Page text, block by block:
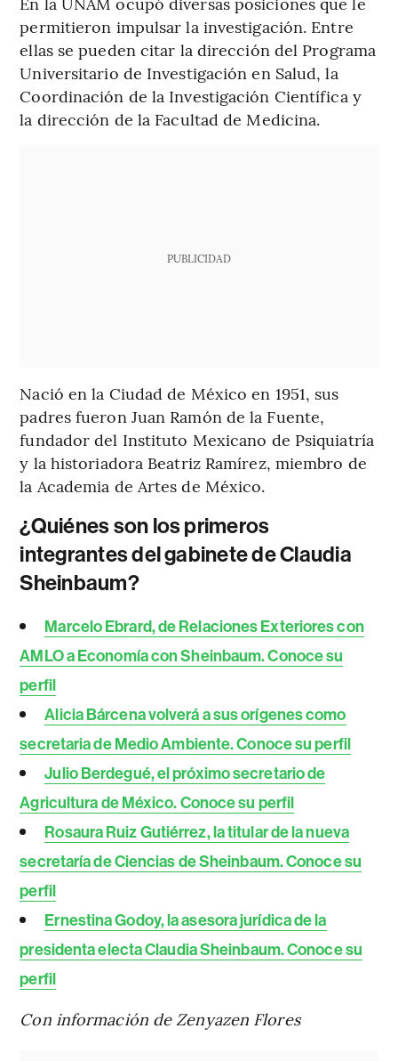
permitieron impulsar la investigación. Entre
ellas se pueden citar la dirección del Programa
Universitario de Investigación en Salud, la
Coordinación de la Investigación Científica y
la dirección de la Facultad de Medicina.
PUBLICIDAD
Nació en la Ciudad de México en 1951, sus
padres fueron Juan Ramón de la Fuente,
fundador del Instituto Mexicano de Psiquiatría
y la historiadora Beatriz Ramírez, miembro de
la Academia de Artes de México.
¿Quiénes son los primeros
integrantes del gabinete de Claudia
Sheinbaum?
Marcelo Ebrard, de Relaciones Exteriores con
AMLO a Economía con Sheinbaum. Conoce su
perfil
Alicia Bárcena volverá a sus orígenes como
secretaria de Medio Ambiente. Conoce su perfil
Julio Berdegué, el próximo secretario de
Agricultura de México. Conoce su perfil
Rosaura Ruiz Gutiérrez, la titular de la nueva
secretaría de Ciencias de Sheinbaum. Conoce su
perfil
Ernestina Godoy, la asesora jurídica de la
presidenta electa Claudia Sheinbaum. Conoce su
perfil
Con información de Zenyazen Flores